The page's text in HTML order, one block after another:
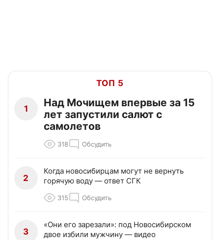
ТОП 5
1
Над Мочищем впервые за 15
лет запустили салют с
самолетов
318 Обсудить
2
Когда новосибирцам могут не вернуть
горячую воду — ответ СГК
315 Обсудить
3
«Они его зарезали»: под Новосибирском
двое избили мужчину — видео